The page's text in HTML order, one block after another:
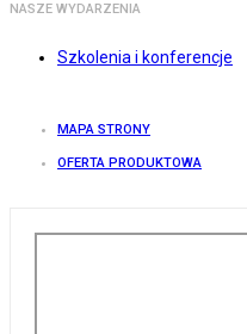
NASZE WYDARZENIA
Szkolenia i konferencje
MAPA STRONY
OFERTA PRODUKTOWA